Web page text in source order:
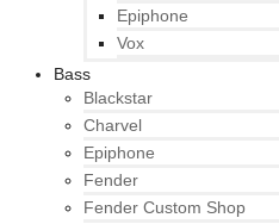
Epiphone
Vox
Bass
Blackstar
Charvel
Epiphone
Fender
Fender Custom Shop